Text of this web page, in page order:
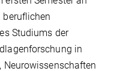
beruflichen
Studiums der
in
Neurowissenschaften